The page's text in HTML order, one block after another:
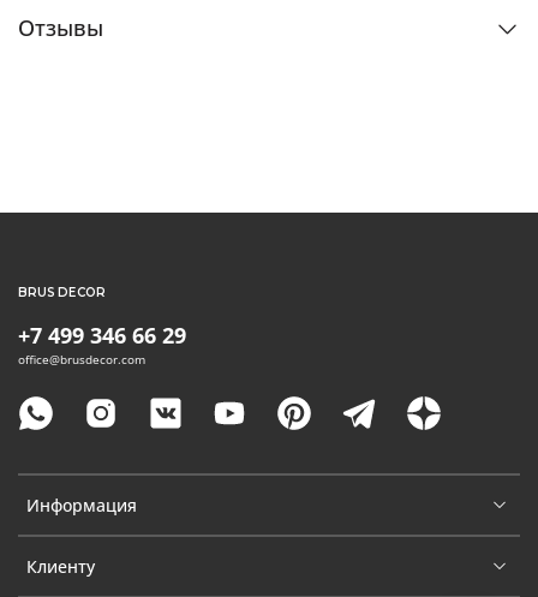
Отзывы
Информация
Клиенту
+7 499 346 66 29
office@brusdecor.com
BRUS DECOR